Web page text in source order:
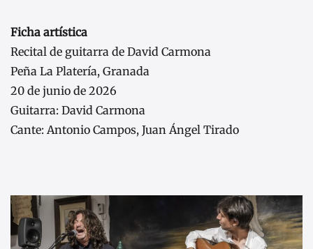
Ficha artística
Recital de guitarra de David Carmona
Peña La Platería, Granada
20 de junio de 2026
Guitarra: David Carmona
Cante: Antonio Campos, Juan Ángel Tirado